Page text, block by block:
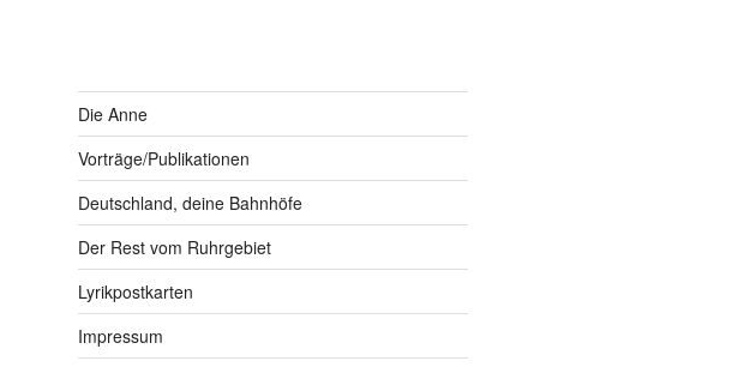
Die Anne
Vorträge/Publikationen
Deutschland, deine Bahnhöfe
Der Rest vom Ruhrgebiet
Lyrikpostkarten
Impressum